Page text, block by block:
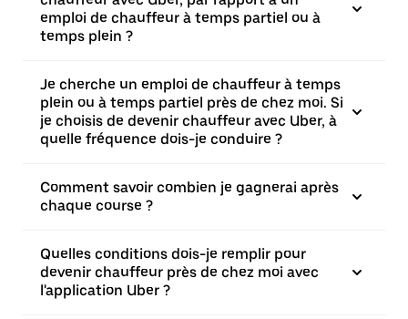
emploi de chauffeur à temps partiel ou à
temps plein ?
Je cherche un emploi de chauffeur à temps
plein ou à temps partiel près de chez moi. Si
je choisis de devenir chauffeur avec Uber, à
quelle fréquence dois-je conduire ?
Comment savoir combien je gagnerai après
chaque course ?
Quelles conditions dois-je remplir pour
devenir chauffeur près de chez moi avec
l'application Uber ?